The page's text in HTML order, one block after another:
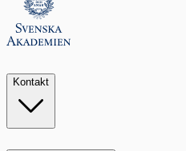
Kontakt